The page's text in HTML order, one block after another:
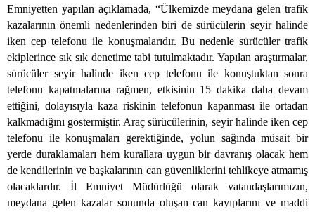
Emniyetten yapılan açıklamada, “Ülkemizde meydana gelen trafik
kazalarının önemli nedenlerinden biri de sürücülerin seyir halinde
iken cep telefonu ile konuşmalarıdır. Bu nedenle sürücüler trafik
ekiplerince sık sık denetime tabi tutulmaktadır. Yapılan araştırmalar,
sürücüler seyir halinde iken cep telefonu ile konuştuktan sonra
telefonu kapatmalarına rağmen, etkisinin 15 dakika daha devam
ettiğini, dolayısıyla kaza riskinin telefonun kapanması ile ortadan
kalkmadığını göstermiştir. Araç sürücülerinin, seyir halinde iken cep
telefonu ile konuşmaları gerektiğinde, yolun sağında müsait bir
yerde duraklamaları hem kurallara uygun bir davranış olacak hem
de kendilerinin ve başkalarının can güvenliklerini tehlikeye atmamış
olacaklardır. İl Emniyet Müdürlüğü olarak vatandaşlarımızın,
meydana gelen kazalar sonunda oluşan can kayıplarını ve maddi